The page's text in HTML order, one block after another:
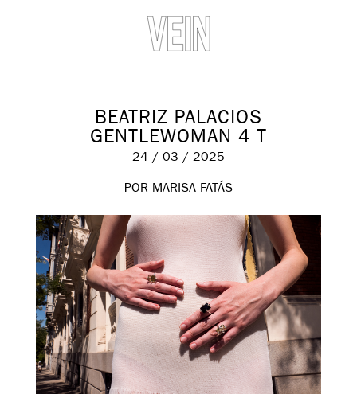
BEATRIZ PALACIOS
GENTLEWOMAN 4 T
24 / 03 / 2025
POR MARISA FATÁS